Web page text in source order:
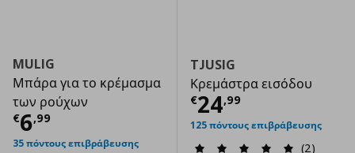
MULIG
Μπάρα για το κρέμασμα
των ρούχων
€6,99
Τρέχουσα τιμή € 6,99
35 πόντους επιβράβευσης
TJUSIG
Κρεμάστρα εισόδου
€24,99
Τρέχουσα
125 πόντους επιβράβευσης
(2)